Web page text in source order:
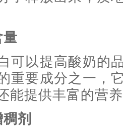
量
以提高酸奶的
重要成分之一，
能提供丰富的营
剂